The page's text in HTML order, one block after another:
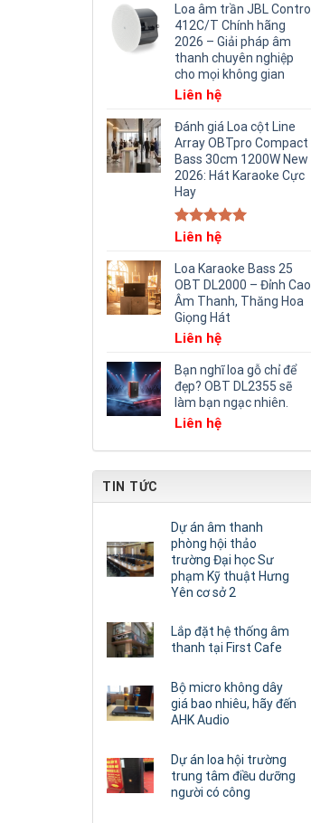
Loa âm trần JBL Control
412C/T Chính hãng
2026 – Giải pháp âm
thanh chuyên nghiệp
cho mọi không gian
Liên hệ
Đánh giá Loa cột Line
Array OBTpro Compact
Bass 30cm 1200W New
2026: Hát Karaoke Cực
Hay
Rated5.00
Liên hệ
Loa Karaoke Bass 25
OBT DL2000 – Đỉnh Cao
Âm Thanh, Thăng Hoa
Giọng Hát
Liên hệ
Bạn nghĩ loa gỗ chỉ để
đẹp? OBT DL2355 sẽ
làm bạn ngạc nhiên.
Liên hệ
TIN TỨC
Dự án âm thanh
phòng hội thảo
trường Đại học Sư
phạm Kỹ thuật Hưng
Yên cơ sở 2
Lắp đặt hệ thống âm
thanh tại First Cafe
Bộ micro không dây
giá bao nhiêu, hãy đến
AHK Audio
Dự án loa hội trường
trung tâm điều dưỡng
người có công